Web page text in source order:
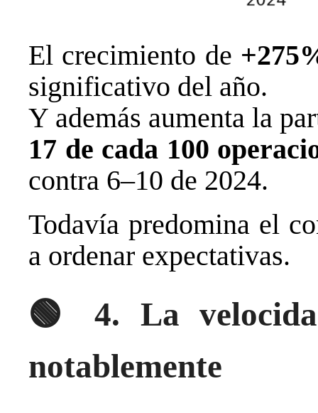
El crecimiento de
significativo del año.
Y además aumenta la
17 de cada 100
contra 6–10 de 2024.
Todavía predomina el
a ordenar expectativas.
🟢 4. La
notablemente